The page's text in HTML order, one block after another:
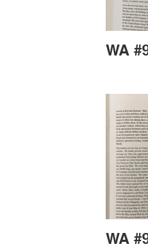
WA
WA